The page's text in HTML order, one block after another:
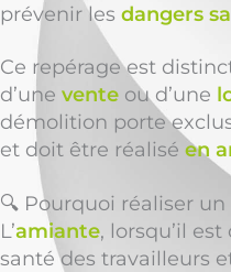
prévenir les dangers
Ce repérage est
d’une vente ou d’une
démolition porte
et doit être réalisé en
🔍 Pourquoi réaliser
L’amiante, lorsqu’il
santé des travailleurs